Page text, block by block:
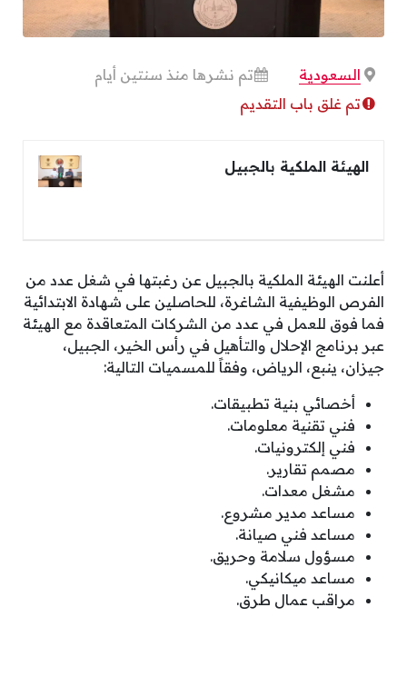
السعودية
تم نشرها منذ سنتين أيام
تم غلق باب التقديم
الهيئة الملكية بالجبيل
أعلنت الهيئة الملكية بالجبيل عن رغبتها في شغل عدد من
الفرص الوظيفية الشاغرة، للحاصلين على شهادة الابتدائية
فما فوق للعمل في عدد من الشركات المتعاقدة مع الهيئة
عبر برنامج الإحلال والتأهيل في رأس الخير، الجبيل،
جيزان، ينبع، الرياض، وفقاً للمسميات التالية:
أخصائي بنية تطبيقات.
فني تقنية معلومات.
فني إلكترونيات.
مصمم تقارير.
مشغل معدات.
مساعد مدير مشروع.
مساعد فني صيانة.
مسؤول سلامة وحريق.
مساعد ميكانيكي.
مراقب عمال طرق.